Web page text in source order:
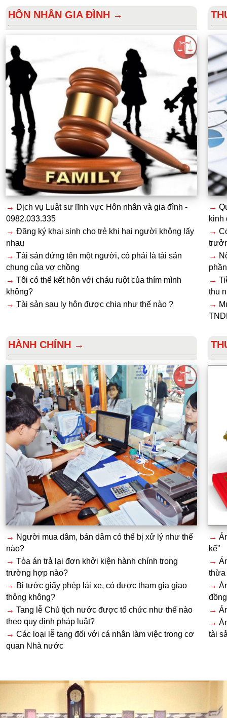
HÔN NHÂN GIA ĐÌNH →
→ Dịch vụ Luật sư lĩnh vực Hôn nhân và gia đình -
0982.033.335
→ Đăng ký khai sinh cho trẻ khi hai người không lấy
nhau
→ Tài sản đứng tên một người, có phải là tài sản
chung của vợ chồng
→ Tôi có thể kết hôn với cháu ruột của thím mình
không?
→ Tài sản sau ly hôn được chia như thế nào ?
→
kinh
→
→
phần
→
thu
→
HÀNH CHÍNH →
→ Người mua dâm, bán dâm có thể bị xử lý như thế
nào?
→ Tòa án trả lại đơn khởi kiện hành chính trong
trường hợp nào?
→ Bị tước giấy phép lái xe, có được tham gia giao
thông không?
→ Tang lễ Chủ tịch nước được tổ chức như thế nào
theo quy định pháp luật?
→ Các loại lễ tang đối với cá nhân làm việc trong cơ
quan Nhà nước
→
kế”
→
thừa
→
→
→
tài